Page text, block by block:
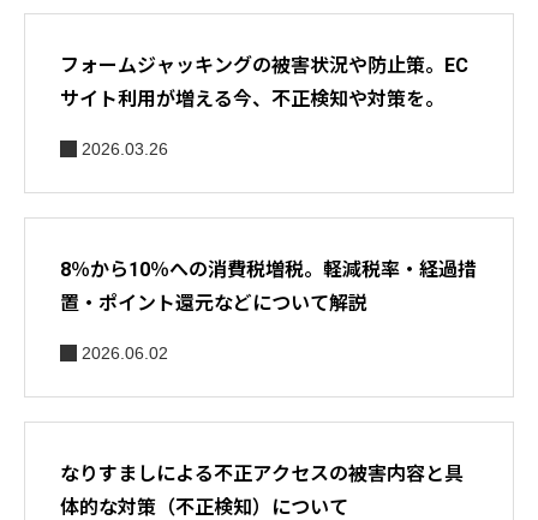
フォームジャッキングの被害状況や防止策。EC
サイト利用が増える今、不正検知や対策を。
2026.03.26
8％から10％への消費税増税。軽減税率・経過措
置・ポイント還元などについて解説
2026.06.02
なりすましによる不正アクセスの被害内容と具
体的な対策（不正検知）について